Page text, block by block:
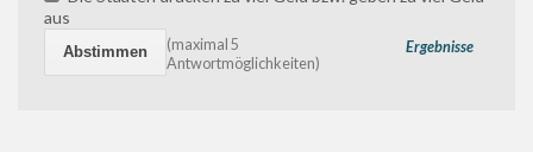
aus
Ergebnisse
(maximal 5
Antwortmöglichkeiten)